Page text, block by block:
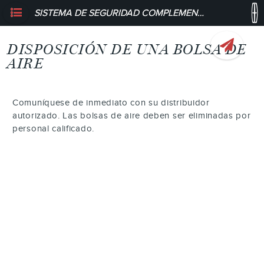
SISTEMA DE SEGURIDAD COMPLEMENTARIA - DISPOSICIÓN DE UNA BOLSA DE AIRE
DISPOSICIÓN DE UNA BOLSA DE
AIRE
Comuníquese de inmediato con su distribuidor
autorizado. Las bolsas de aire deben ser eliminadas por
personal calificado.